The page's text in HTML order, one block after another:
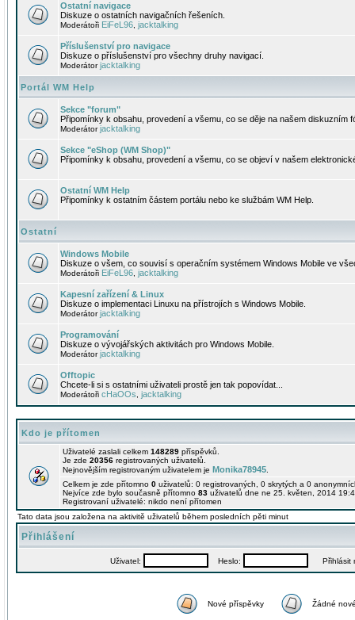
Ostatní navigace
Diskuze o ostatních navigačních řešeních.
Moderátoři EiFeL96 jacktalking
Příslušenství pro navigace
Diskuze o příslušenství pro všechny druhy navigací.
Moderátorjacktalking
Portál WM Help
Sekce "forum"
Připomínky k obsahu, provedení a všemu, co se děje na našem diskuzním
Moderátorjacktalking
Sekce "eShop (WM Shop)"
Připomínky k obsahu, provedení a všemu, co se objeví v našem
Ostatní WM Help
Připomínky k ostatním částem portálu nebo ke službám WM Help.
Ostatní
Windows Mobile
Diskuze o všem, co souvisí s operačním systémem Windows Mobile ve
Moderátoři EiFeL96 jacktalking
Kapesní zařízení & Linux
Diskuze o implementaci Linuxu na přístrojích s Windows Mobile.
Moderátorjacktalking
Programování
Diskuze o vývojářských aktivitách pro Windows Mobile.
Moderátorjacktalking
Offtopic
Chcete-li si s ostatními uživateli prostě jen tak popovídat...
Moderátoři cHaOOs jacktalking
Kdo je přítomen
Uživatelé zaslali celkem 148289 příspěvků.
Je zde 20356 registrovaných uživatelů.
Nejnovějším registrovaným uživatelem je Monika78945
Celkem je zde přítomno 0 uživatelů: 0 registrovaných, 0 skrytých a 0
Nejvíce zde bylo současně přítomno 83 uživatelů dne ne 25. květen, 2014
Registrovaní uživatelé: nikdo není přítomen
Tato data jsou založena na aktivitě uživatelů během posledních pěti minut
Přihlášení
Uživatel: Heslo: Přihlásit
Nové příspěvky Žádné